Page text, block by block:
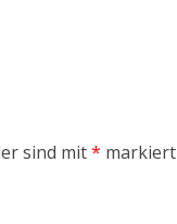
sind mit* markiert